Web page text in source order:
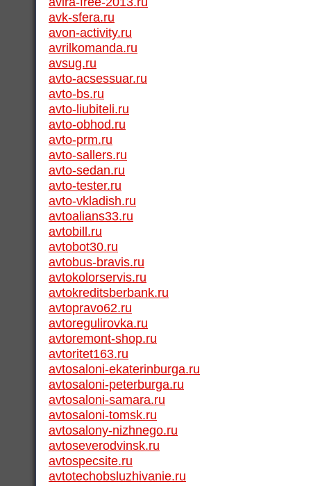
avk-sfera.ru
avon-activity.ru
avrilkomanda.ru
avsug.ru
avto-acsessuar.ru
avto-bs.ru
avto-liubiteli.ru
avto-obhod.ru
avto-prm.ru
avto-sallers.ru
avto-sedan.ru
avto-tester.ru
avto-vkladish.ru
avtoalians33.ru
avtobill.ru
avtobot30.ru
avtobus-bravis.ru
avtokolorservis.ru
avtokreditsberbank.ru
avtopravo62.ru
avtoregulirovka.ru
avtoremont-shop.ru
avtoritet163.ru
avtosaloni-ekaterinburga.ru
avtosaloni-peterburga.ru
avtosaloni-samara.ru
avtosaloni-tomsk.ru
avtosalony-nizhnego.ru
avtoseverodvinsk.ru
avtospecsite.ru
avtotechobsluzhivanie.ru